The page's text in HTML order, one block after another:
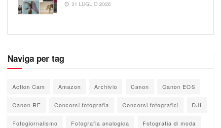
31 LUGLIO 2026
Naviga per tag
Action Cam Amazon Archivio Canon Canon EOS
Canon RF Concorsi fotografia Concorsi fotografici DJI
Fotogiornalismo Fotografia analogica Fotografia di moda